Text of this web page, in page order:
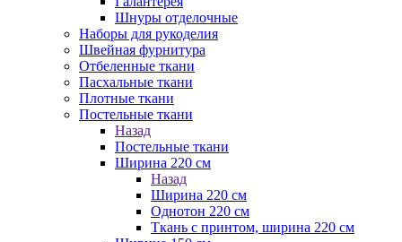
Шнуры отделочные
Наборы для рукоделия
Швейная фурнитура
Отбеленные ткани
Пасхальные ткани
Плотные ткани
Постельные ткани
Назад
Постельные ткани
Ширина 220 см
Назад
Ширина 220 см
Однотон 220 см
Ткань с принтом, ширина 220 см